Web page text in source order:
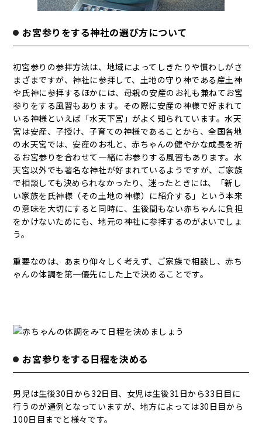
お宮参りをする神社の選び方について
初宮参りの参拝方法は、地域によってしきたりや慣わしがさ
まざまですが、神社に参拝して、土地の守り神である産土神
や氏神に参拝するほかには、母親の安産のお礼も兼ねてお宮
参りをする風習もあります。その際に安産の神様で好まれて
いる神様といえば「水天下宮」がよく知られています。水天
宮は安産、子授け、子育ての神様であることから、全国各地
の水天宮では、安産のお礼と、赤ちゃんの健やかな成長を祈
るお宮参りを合わせて一緒にお参りする風習もあります。水
天宮以外でも著名な神社が好まれているようですが、ご家族
で相談しても決められなかったり、迷ったときには、「新し
い家族を氏神様（その土地の神様）に紹介する」という本来
の意味を大切にすると同時に、生後間もない赤ちゃんに負担
をかけないためにも、地元の神社に参拝するのがよいでしょ
う。
重要なのは、あまり仰々しく考えず、ご家族で相談し、赤ち
ゃんの体調を第一優先にした上で決めることです。
お宮参りをする日程を決める
男児は生後30日から32日目、女児は生後31日から33日目に
行うのが通例となっていますが、地方によっては30日目から
100日目までと様々です。